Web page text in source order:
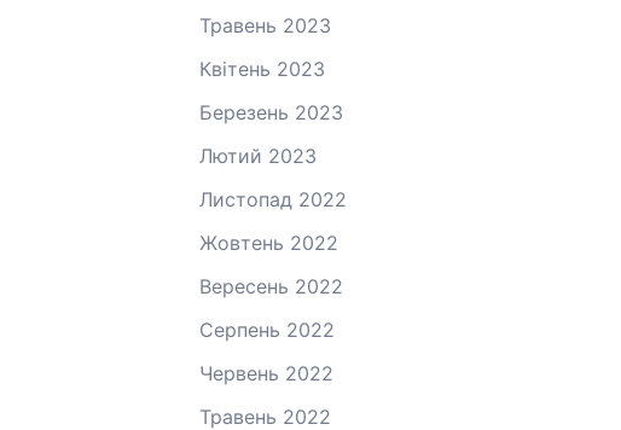
Травень 2023
Квітень 2023
Березень 2023
Лютий 2023
Листопад 2022
Жовтень 2022
Вересень 2022
Серпень 2022
Червень 2022
Травень 2022